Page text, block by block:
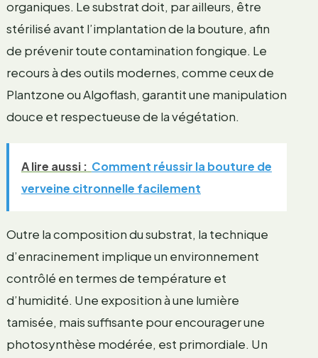
organiques. Le substrat doit, par ailleurs, être
stérilisé avant l’implantation de la bouture, afin
de prévenir toute contamination fongique. Le
recours à des outils modernes, comme ceux de
Plantzone ou Algoflash, garantit une manipulation
douce et respectueuse de la végétation.
A lire aussi : Comment réussir la bouture de
verveine citronnelle facilement
Outre la composition du substrat, la technique
d’enracinement implique un environnement
contrôlé en termes de température et
d’humidité. Une exposition à une lumière
tamisée, mais suffisante pour encourager une
photosynthèse modérée, est primordiale. Un